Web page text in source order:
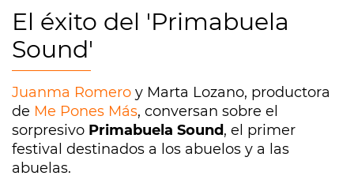
El éxito del 'Primabuela
Sound'
Juanma Romero y Marta Lozano, productora
de Me Pones Más, conversan sobre el
sorpresivo Primabuela Sound, el primer
festival destinados a los abuelos y a las
abuelas.